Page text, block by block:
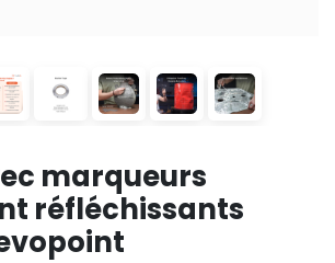
marqueurs
réfléchissants